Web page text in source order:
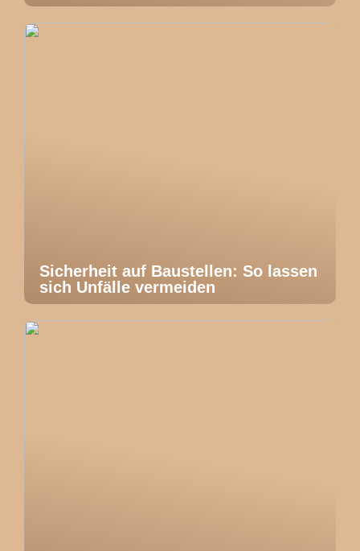
Sicherheit auf Baustellen: So lassen
sich Unfälle vermeiden